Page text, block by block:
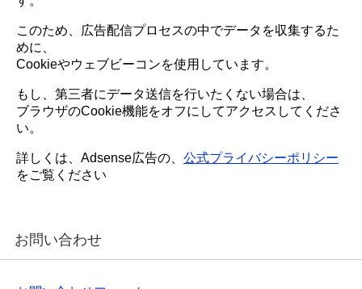
このため、広告配信プロセスの中でデータを収集するた
めに、
Cookieやウェブビーコンを使用しています。
もし、第三者にデータ送信を行いたくない場合は、
ブラウザのCookie機能をオフにしてアクセスしてくださ
い。
詳しくは、Adsense広告の、 公式プライバシーポリシー
をご覧ください
お問い合わせ